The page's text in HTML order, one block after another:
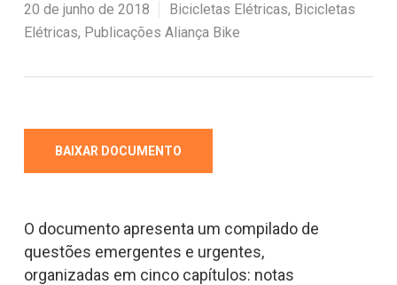
20 de junho de 2018 Bicicletas Elétricas, Bicicletas
Elétricas, Publicações Aliança Bike
BAIXAR DOCUMENTO
O documento apresenta um compilado de
questões emergentes e urgentes,
organizadas em cinco capítulos: notas